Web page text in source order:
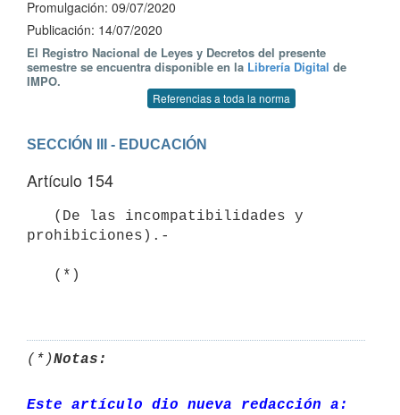
Promulgación: 09/07/2020
Publicación: 14/07/2020
El Registro Nacional de Leyes y Decretos del presente
semestre se encuentra disponible en la Librería Digital de
IMPO.
Referencias a toda la norma
SECCIÓN III - EDUCACIÓN
Artículo 154
prohibiciones).-
(*)Notas:
Este artículo dio nueva redacción a: